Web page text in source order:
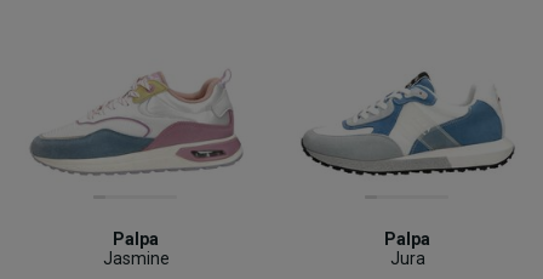
Palpa
Jasmine
Palpa
Jura